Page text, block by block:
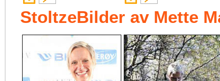
StoltzeBilder av Mette